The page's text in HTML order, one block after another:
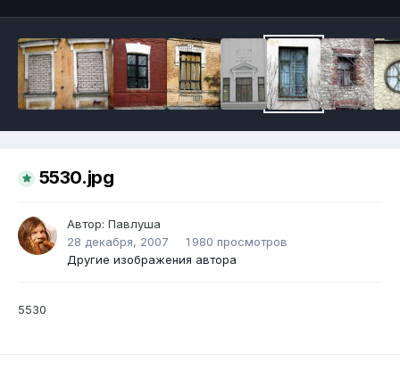
5530.jpg
Автор: Павлуша
28 декабря, 2007
1 980 просмотров
Другие изображения автора
5530